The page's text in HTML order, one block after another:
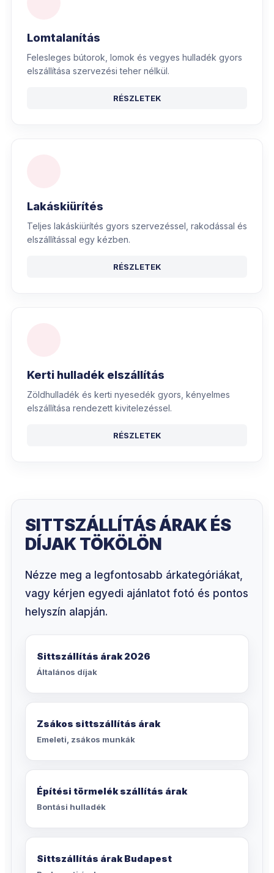
Lomtalanítás
Felesleges bútorok, lomok és vegyes hulladék gyors
elszállítása szervezési teher nélkül.
RÉSZLETEK
Lakáskiürítés
Teljes lakáskiürítés gyors szervezéssel, rakodással és
elszállítással egy kézben.
RÉSZLETEK
Kerti hulladék elszállítás
Zöldhulladék és kerti nyesedék gyors, kényelmes
elszállítása rendezett kivitelezéssel.
RÉSZLETEK
SITTSZÁLLÍTÁS ÁRAK ÉS
DÍJAK TÖKÖLÖN
Nézze meg a legfontosabb árkategóriákat,
vagy kérjen egyedi ajánlatot fotó és pontos
helyszín alapján.
Sittszállítás árak 2026
Általános díjak
Zsákos sittszállítás árak
Emeleti, zsákos munkák
Építési törmelék szállítás árak
Bontási hulladék
Sittszállítás árak Budapest